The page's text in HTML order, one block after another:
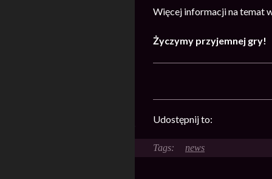
Więcej informacji na temat
Życzymy przyjemnej gry!
Udostępnij to:
news